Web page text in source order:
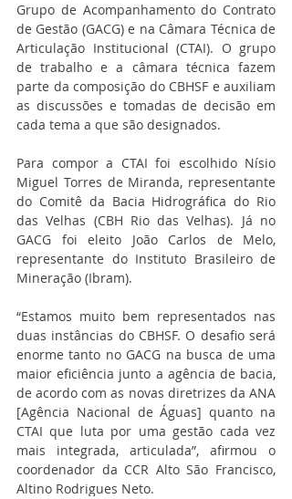
Grupo de Acompanhamento do Contrato
de Gestão (GACG) e na Câmara Técnica de
Articulação Institucional (CTAI). O grupo
de trabalho e a câmara técnica fazem
parte da composição do CBHSF e auxiliam
as discussões e tomadas de decisão em
cada tema a que são designados.
Para compor a CTAI foi escolhido Nísio
Miguel Torres de Miranda, representante
do Comitê da Bacia Hidrográfica do Rio
das Velhas (CBH Rio das Velhas). Já no
GACG foi eleito João Carlos de Melo,
representante do Instituto Brasileiro de
Mineração (Ibram).
“Estamos muito bem representados nas
duas instâncias do CBHSF. O desafio será
enorme tanto no GACG na busca de uma
maior eficiência junto a agência de bacia,
de acordo com as novas diretrizes da ANA
[Agência Nacional de Águas] quanto na
CTAI que luta por uma gestão cada vez
mais integrada, articulada”, afirmou o
coordenador da CCR Alto São Francisco,
Altino Rodrigues Neto.